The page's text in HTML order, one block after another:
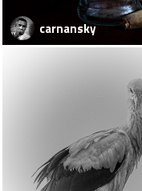
carnansky